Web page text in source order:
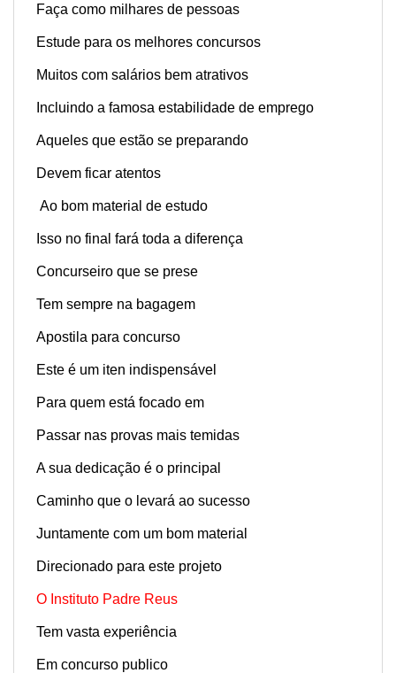
Faça como milhares de pessoas
Estude para os melhores concursos
Muitos com salários bem atrativos
Incluindo a famosa estabilidade de emprego
Aqueles que estão se preparando
Devem ficar atentos
Ao bom material de estudo
Isso no final fará toda a diferença
Concurseiro que se prese
Tem sempre na bagagem
Apostila para concurso
Este é um iten indispensável
Para quem está focado em
Passar nas provas mais temidas
A sua dedicação é o principal
Caminho que o levará ao sucesso
Juntamente com um bom material
Direcionado para este projeto
O Instituto Padre Reus
Tem vasta experiência
Em concurso publico